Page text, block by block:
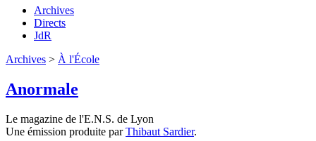
Archives
Directs
JdR
Archives > À l'École
Anormale
Le magazine de l'E.N.S. de Lyon
Une émission produite parThibaut Sardier.